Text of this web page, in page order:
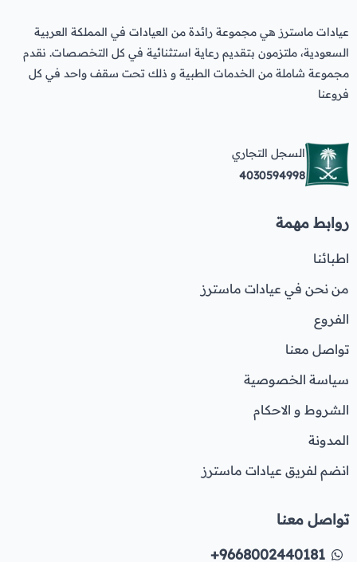
عيادات ماسترز هي مجموعة رائدة من العيادات في المملكة العربية
السعودية، ملتزمون بتقديم رعاية استثنائية في كل التخصصات. نقدم
مجموعة شاملة من الخدمات الطبية و ذلك تحت سقف واحد في كل
فروعنا
السجل التجاري
4030594998
روابط مهمة
اطبائنا
من نحن في عيادات ماسترز
الفروع
تواصل معنا
سياسة الخصوصية
الشروط و الاحكام
المدونة
انضم لفريق عيادات ماسترز
تواصل معنا
+9668002440181